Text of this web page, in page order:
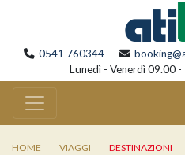
0541 760344
Lunedì - Venerdì 09.00
HOME VIAGGI DESTINAZIONI